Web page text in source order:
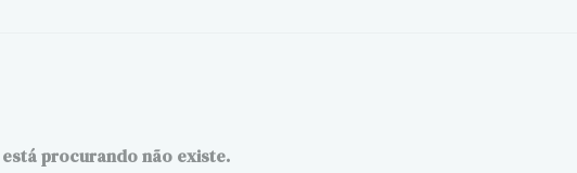
procurando não existe.